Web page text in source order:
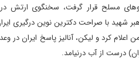
مسلح قرار گرفت، سخنگوی ارتش
شهید با صراحت دکترین نوین درگیری
درست از آب درنیامد.